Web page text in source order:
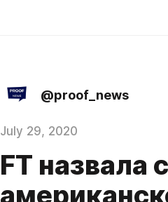
@proof_news
July 29, 2020
FT назвала